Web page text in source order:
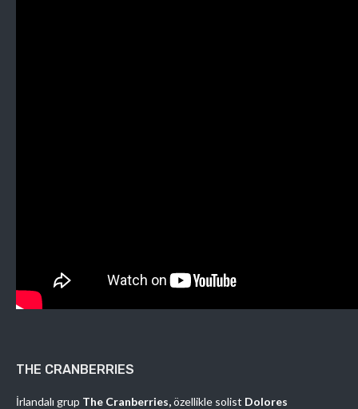
THE CRANBERRIES
İrlandalı grup The Cranberries,özellikle solist Dolores